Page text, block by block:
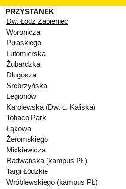
PRZYSTANEK
Dw. Łódź Żabieniec
Woronicza
Pułaskiego
Lutomierska
Żubardzka
Długosza
Srebrzyńska
Legionów
Karolewska (Dw. Ł. Kaliska)
Tobaco Park
Łąkowa
Żeromskiego
Mickiewicza
Radwańska (kampus PŁ)
Targi Łódzkie
Wróblewskiego (kampus PŁ)